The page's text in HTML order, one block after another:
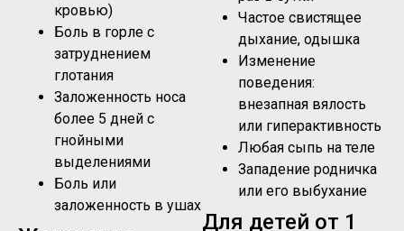
кровью)
Боль в горле с
затруднением
глотания
Заложенность носа
более 5 дней с
гнойными
выделениями
Боль или
заложенность в ушах
Частое свистящее
дыхание, одышка
Изменение
поведения:
внезапная вялость
или гиперактивность
Любая сыпь на теле
Западение родничка
или его выбухание
Для детей от 1